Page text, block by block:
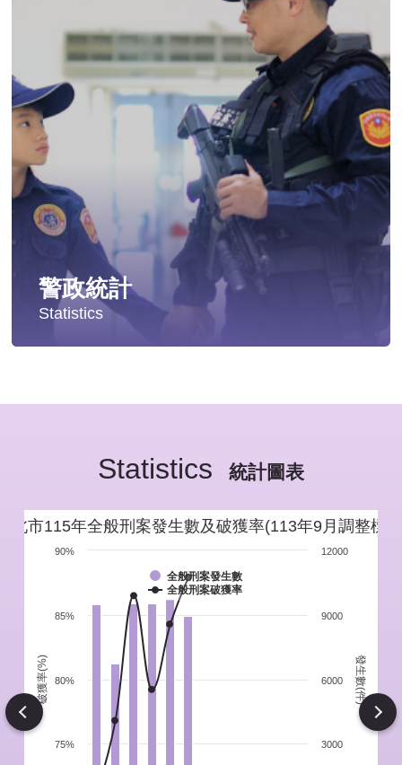
影音專區
交通安全
警政統計
Statistics
新北市重要警政統計指標
警政性別統計
警政統計通報
警政統計懶人包
Statistics 統計圖表
破獲率(%) 發生數(件)
北市115年全般刑案發生數及破獲率(113年9月調整標
全般刑案發生數
全般刑案破獲率
75%
80%
85%
90%
3000
6000
9000
12000